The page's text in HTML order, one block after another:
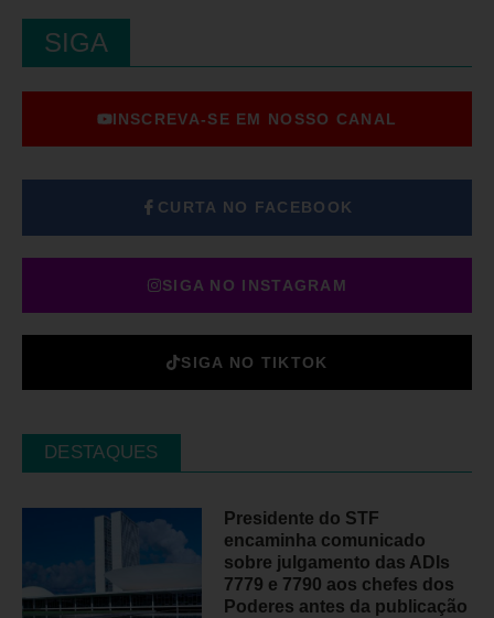
SIGA
INSCREVA-SE EM NOSSO CANAL
CURTA NO FACEBOOK
SIGA NO INSTAGRAM
SIGA NO TIKTOK
DESTAQUES
Presidente do STF
encaminha comunicado
sobre julgamento das ADIs
7779 e 7790 aos chefes dos
Poderes antes da publicação